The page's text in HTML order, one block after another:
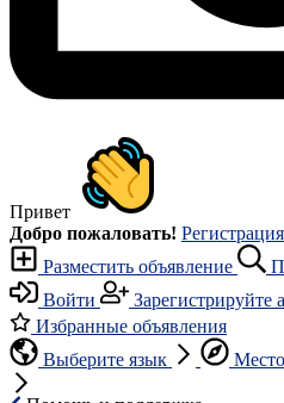
Привет
Добро пожаловать! Регистрация
Разместить объявление
Войти
Зарегистрируйте
Избранные объявления
Выберите язык